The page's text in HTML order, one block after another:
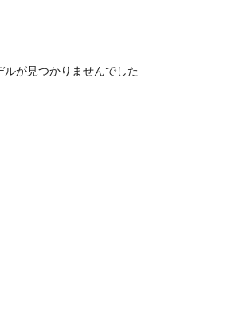
ルが見つかりませんでした